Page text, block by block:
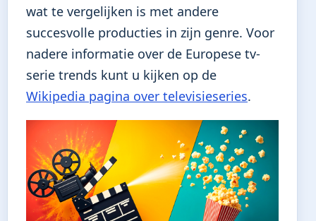
wat te vergelijken is met andere
succesvolle producties in zijn genre. Voor
nadere informatie over de Europese tv-
serie trends kunt u kijken op de
Wikipedia pagina over televisieseries.